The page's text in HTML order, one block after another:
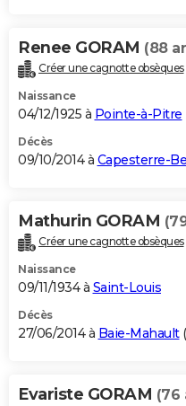
Renee GORAM (88
Créer une cagnotte obsèques
Naissance
04/12/1925 à Pointe-à-Pitre
Décès
09/10/2014 à Capesterre-
Mathurin GORAM
Créer une cagnotte obsèques
Naissance
09/11/1934 à Saint-Louis
Décès
27/06/2014 à Baie-Mahault(
Evariste GORAM (76